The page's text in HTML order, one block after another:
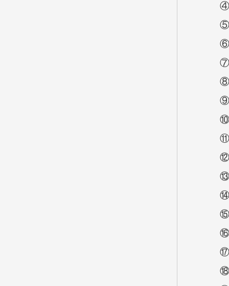
④
⑤
⑥
⑦
⑧
⑨
⑩
⑪
⑫
⑬
⑭
⑮
⑯
⑰
⑱